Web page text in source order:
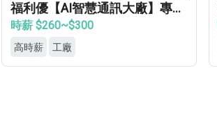
福利優【AI智慧通訊大廠】專車
接送▸供機車位▸餐費補助▸立即
上班
時薪 $260~$300
高時薪 工廠